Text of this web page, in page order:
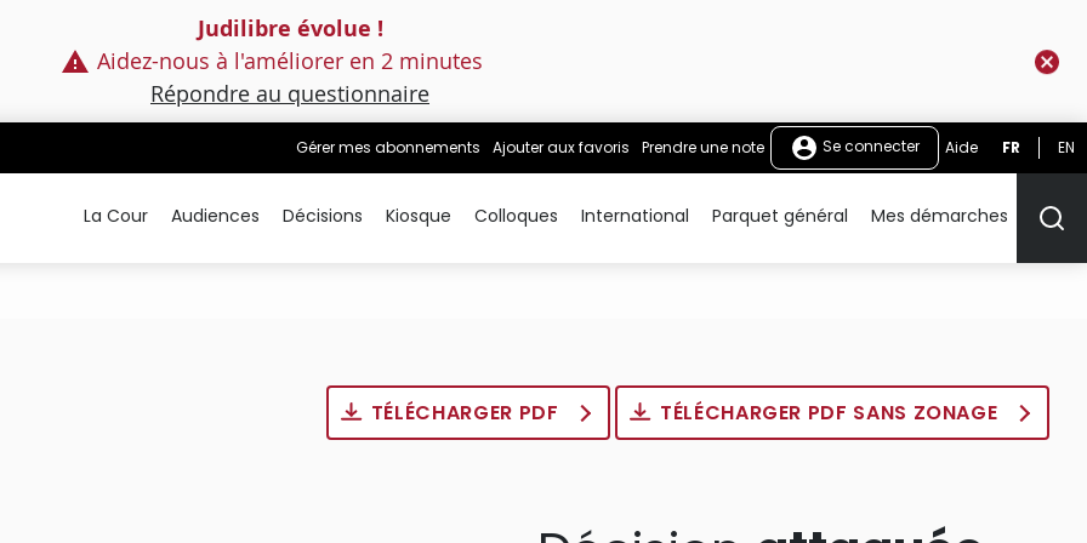
Judilibre évolue !
Aidez-nous à l'améliorer en 2 minutes
Répondre au questionnaire
Gérer mes abonnements Ajouter aux favoris Prendre une note Se connecter Aide FR EN
La Cour Audiences Décisions Kiosque Colloques International Parquet général Mes démarches
TÉLÉCHARGER PDF TÉLÉCHARGER PDF SANS ZONAGE